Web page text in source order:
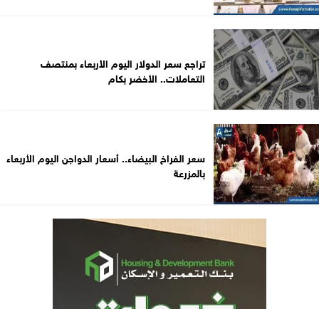
تراجع سعر الدولار اليوم الأربعاء بمنتصف
التعاملات.. الأخضر بكام
سعر الفراخ البيضاء.. أسعار الدواجن اليوم الأربعاء
بالمزرعة